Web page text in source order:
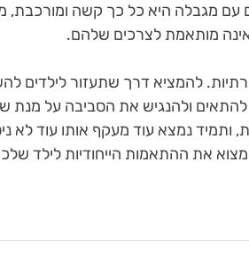
מגבלה היא כל כך קשה ומורכבת,
מותאמת לצרכים שלהם.
להמציא דרך שתעזור לילדים
ולהנגיש את הסביבה על מנת
ותמיד נמצא עוד מעקף אותו עוד לא
את ההתאמות הייחודיות לילד